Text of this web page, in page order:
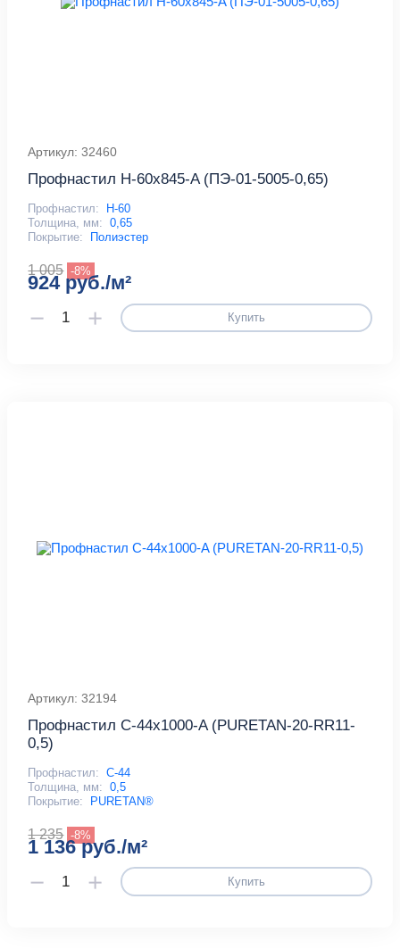
Артикул: 32460
Профнастил Н-60x845-A (ПЭ-01-5005-0,65)
Профнастил:
Н-60
Толщина, мм: 0,65
Покрытие:
Полиэстер
1 005 -8%
924 руб./м²
Купить
Артикул: 32194
Профнастил С-44x1000-A (PURETAN-20-RR11-
0,5)
Профнастил: С-44
Толщина, мм: 0,5
Покрытие:
PURETAN®
1 235 -8%
1 136 руб./м²
Купить